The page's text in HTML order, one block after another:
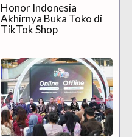
Honor Indonesia
Akhirnya Buka Toko di
TikTok Shop